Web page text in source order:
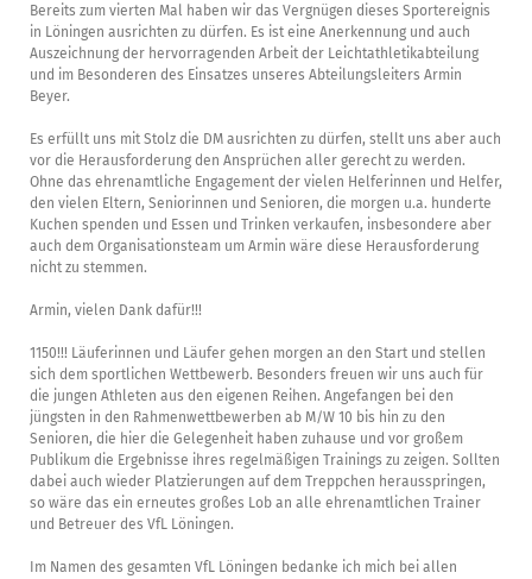
Bereits zum vierten Mal haben wir das Vergnügen dieses Sportereignis
in Löningen ausrichten zu dürfen. Es ist eine Anerkennung und auch
Auszeichnung der hervorragenden Arbeit der Leichtathletikabteilung
und im Besonderen des Einsatzes unseres Abteilungsleiters Armin
Beyer.
Es erfüllt uns mit Stolz die DM ausrichten zu dürfen, stellt uns aber auch
vor die Herausforderung den Ansprüchen aller gerecht zu werden.
Ohne das ehrenamtliche Engagement der vielen Helferinnen und Helfer,
den vielen Eltern, Seniorinnen und Senioren, die morgen u.a. hunderte
Kuchen spenden und Essen und Trinken verkaufen, insbesondere aber
auch dem Organisationsteam um Armin wäre diese Herausforderung
nicht zu stemmen.
Armin, vielen Dank dafür!!!
1150!!! Läuferinnen und Läufer gehen morgen an den Start und stellen
sich dem sportlichen Wettbewerb. Besonders freuen wir uns auch für
die jungen Athleten aus den eigenen Reihen. Angefangen bei den
jüngsten in den Rahmenwettbewerben ab M/W 10 bis hin zu den
Senioren, die hier die Gelegenheit haben zuhause und vor großem
Publikum die Ergebnisse ihres regelmäßigen Trainings zu zeigen. Sollten
dabei auch wieder Platzierungen auf dem Treppchen herausspringen,
so wäre das ein erneutes großes Lob an alle ehrenamtlichen Trainer
und Betreuer des VfL Löningen.
Im Namen des gesamten VfL Löningen bedanke ich mich bei allen